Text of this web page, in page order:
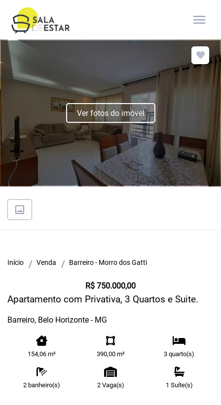
menu
Ver fotos do imóvel
Início Venda Barreiro - Morro dos Gatti
R$ 750.000,00
Apartamento com Privativa, 3 Quartos e Suite.
Barreiro, Belo Horizonte - MG
154,06 m² 390,00 m² 3 quarto(s)
2 banheiro(s) 2 Vaga(s) 1 Suíte(s)